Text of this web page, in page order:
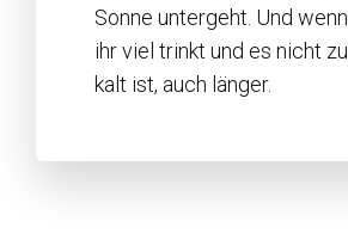
Sonne untergeht. Und wenn
ihr viel trinkt und es nicht zu
kalt ist, auch länger.